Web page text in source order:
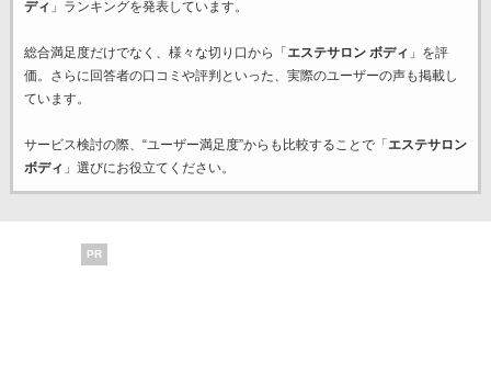
ディ 」ランキングを発表しています。
総合満足度だけでなく、様々な切り口から「 エステサロン ボディ 」を評
価。さらに回答者の口コミや評判といった、実際のユーザーの声も掲載し
ています。
サービス検討の際、“ユーザー満足度”からも比較することで「 エステサロン
ボディ 」選びにお役立てください。
PR